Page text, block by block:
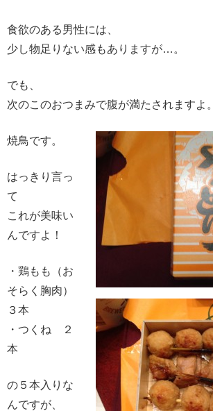
食欲のある男性には、
少し物足りない感もありますが…。
でも、
次のこのおつまみで腹が満たされますよ。
焼鳥です。
はっきり言っ
て
これが美味い
んですよ！
・鶏もも（お
そらく胸肉）
３本
・つくね ２
本
の５本入りな
んですが、